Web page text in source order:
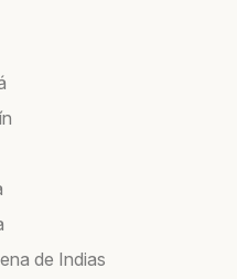
de Indias